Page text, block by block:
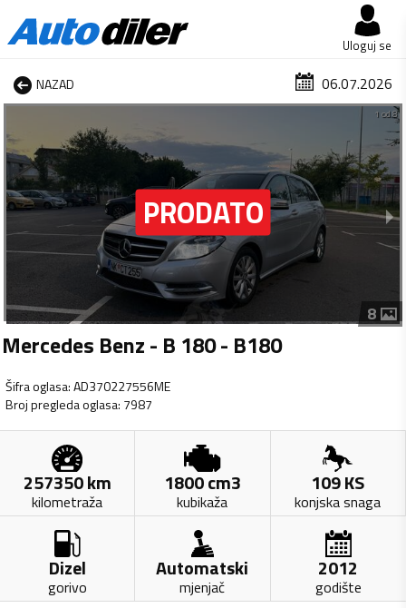
Uloguj se
NAZAD 06.07.2026
1 od 8
8
Mercedes Benz - B 180 - B180
Šifra oglasa:AD370227556ME
Broj pregleda oglasa: 7987
257350km
kilometraža
1800cm3
kubikaža
109KS
konjska snaga
Dizel
gorivo
Automatski
mjenjač
2012
godište